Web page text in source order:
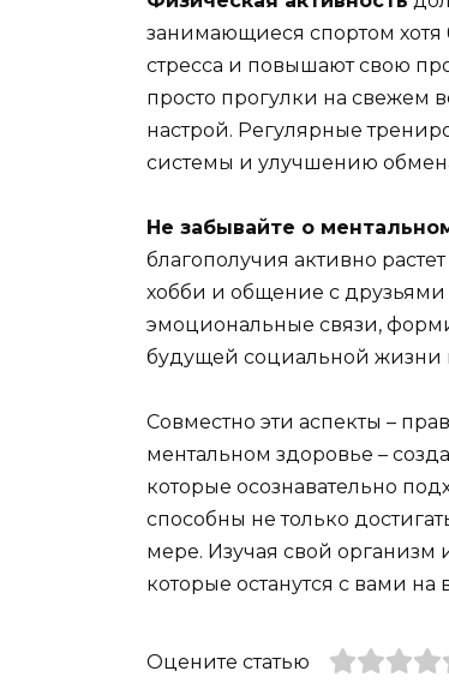
занимающиеся спортом хотя
стресса и повышают свою
просто прогулки на свежем
настрой. Регулярные
системы и улучшению
Не забывайте о
благополучия активно
хобби и общение с
эмоциональные связи,
будущей социальной жизни
Совместно эти аспекты –
ментальном здоровье –
которые осознавательно
способны не только
мере. Изучая свой организм
которые останутся с вами на
Оцените статью